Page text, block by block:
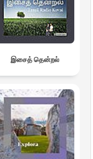
இசைத் தென்றல்